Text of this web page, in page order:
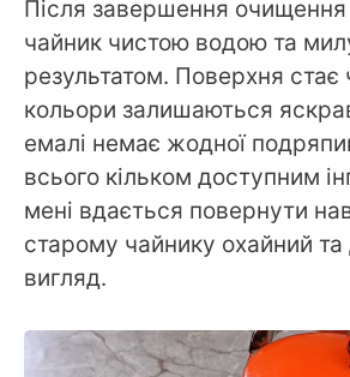
Після завершення
чайник чистою водою та
результатом. Поверхня стає
кольори залишаються
емалі немає жодної
всього кільком доступним
мені вдається повернути
старому чайнику охайний та
вигляд.